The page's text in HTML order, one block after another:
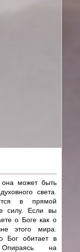
может быть
света.
в прямой
силу. Если вы
о Боге как о
этого мира.
Бог обитает в
на